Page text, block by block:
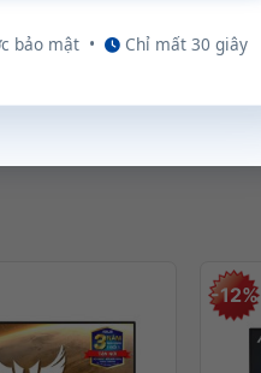
bảo mật • Chỉ mất 30 giây
đến sự di động cho
dàng.
-12%